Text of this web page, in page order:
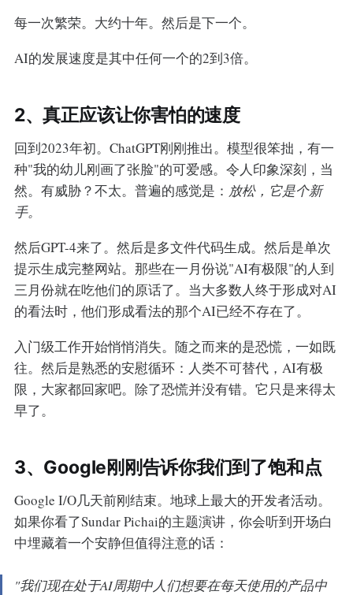
每一次繁荣。大约十年。然后是下一个。
AI的发展速度是其中任何一个的2到3倍。
2、真正应该让你害怕的速度
回到2023年初。ChatGPT刚刚推出。模型很笨拙，有一
种"我的幼儿刚画了张脸"的可爱感。令人印象深刻，当
然。有威胁？不太。普遍的感觉是： 放松，它是个新
手。
然后GPT-4来了。然后是多文件代码生成。然后是单次
提示生成完整网站。那些在一月份说"AI有极限"的人到
三月份就在吃他们的原话了。当大多数人终于形成对AI
的看法时，他们形成看法的那个AI已经不存在了。
入门级工作开始悄悄消失。随之而来的是恐慌，一如既
往。然后是熟悉的安慰循环：人类不可替代，AI有极
限，大家都回家吧。除了恐慌并没有错。它只是来得太
早了。
3、Google刚刚告诉你我们到了饱和点
Google I/O几天前刚结束。地球上最大的开发者活动。
如果你看了Sundar Pichai的主题演讲，你会听到开场白
中埋藏着一个安静但值得注意的话：
"我们现在处于AI周期中人们想要在每天使用的产品中